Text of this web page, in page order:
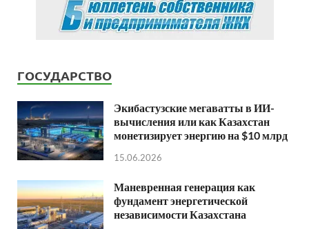
ГОСУДАРСТВО
Экибастузские мегаватты в ИИ-
вычисления или как Казахстан
монетизирует энергию на $10 млрд
15.06.2026
Маневренная генерация как
фундамент энергетической
независимости Казахстана